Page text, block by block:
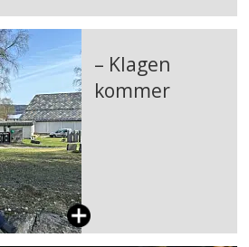
– Klagen
kommer